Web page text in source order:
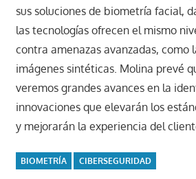
sus soluciones de biometría facial,
las tecnologías ofrecen el mismo
contra amenazas avanzadas, como
imágenes sintéticas. Molina prevé
veremos grandes avances en la
innovaciones que elevarán los
y mejorarán la experiencia del
BIOMETRÍA CIBERSEGURIDAD